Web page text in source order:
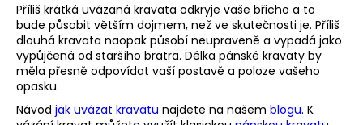
Příliš krátká uvázaná kravata odkryje vaše břicho a to
bude působit větším dojmem, než ve skutečnosti je. Příliš
dlouhá kravata naopak působí neupraveně a vypadá jako
vypůjčená od staršího bratra. Délka pánské kravaty by
měla přesně odpovídat vaší postavě a poloze vašeho
opasku.
Návod jak uvázat kravatu najdete na našem blogu. K
HLEDAT
D